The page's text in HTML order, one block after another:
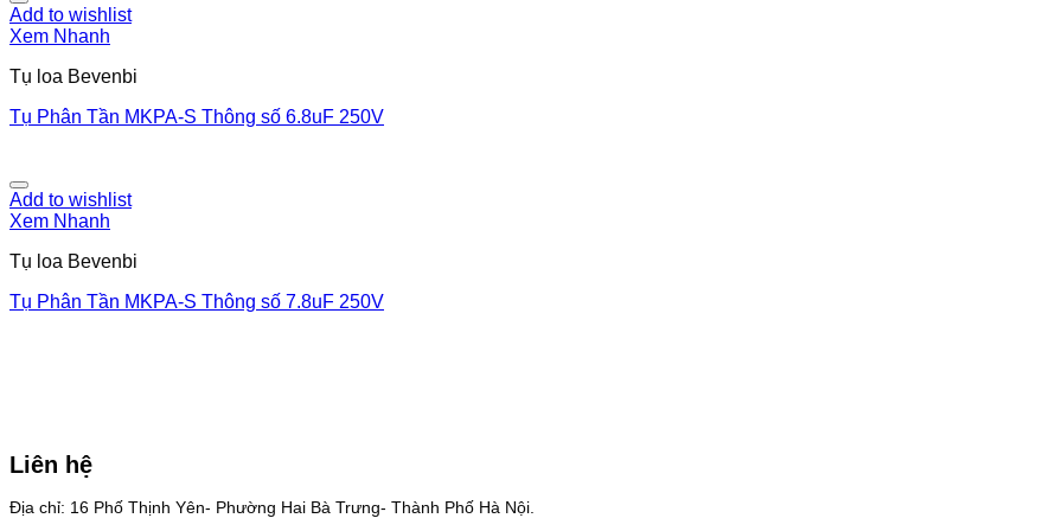
Add to wishlist
Xem Nhanh
Tụ loa Bevenbi
Tụ Phân Tần MKPA-S Thông số 6.8uF 250V
Add to wishlist
Xem Nhanh
Tụ loa Bevenbi
Tụ Phân Tần MKPA-S Thông số 7.8uF 250V
Liên hệ
Địa chỉ: 16 Phố Thịnh Yên- Phường Hai Bà Trưng- Thành Phố Hà Nội.